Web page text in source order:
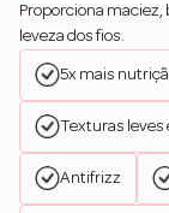
Proporciona
leveza dos fios.
5x mais
Texturas leves
Antifrizz